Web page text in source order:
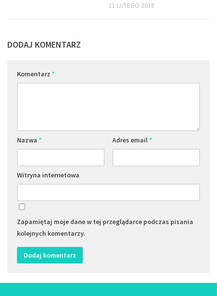
11 LUTEGO 2018
DODAJ KOMENTARZ
Komentarz *
Nazwa * Adres email *
Witryna internetowa
Zapamiętaj moje dane w tej przeglądarce podczas pisania
kolejnych komentarzy.